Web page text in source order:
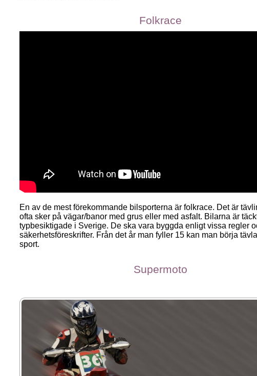
Folkrace
En av de mest förekommande bilsporterna är folkrace. Det är
ofta sker på vägar/banor med grus eller med asfalt. Bilarna är
typbesiktigade i Sverige. De ska vara byggda enligt vissa regler
säkerhetsföreskrifter. Från det år man fyller 15 kan man börja
sport.
Supermoto